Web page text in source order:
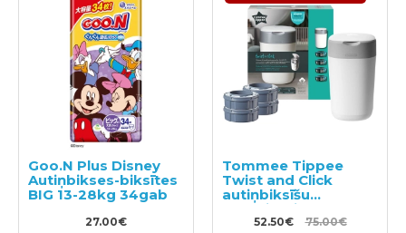
Goo.N Plus Disney
Autiņbikses-biksītes
BIG 13-28kg 34gab
27.00€
Tommee Tippee
Twist and Click
autiņbiksīšu
konteineris + 4
uzpildes kasetes
52.50€ 75.00€